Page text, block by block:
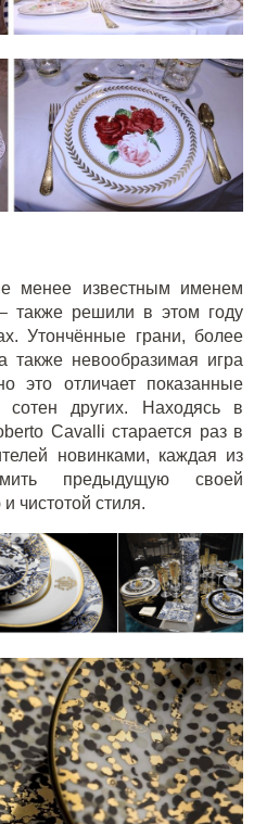
менее известным именем
также решили в этом году
Утончённые грани, более
также невообразимая игра
это отличает показанные
других. Находясь в
Cavalli старается раз в
новинками, каждая из
предыдущую своей
чистотой стиля.